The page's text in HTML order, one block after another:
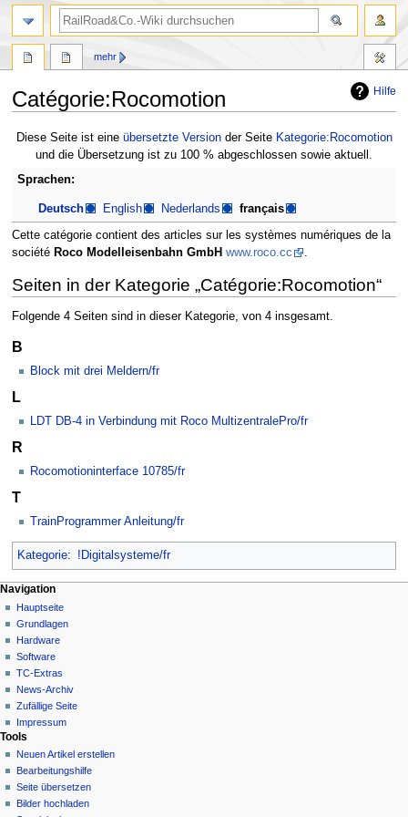
Hilfe
Catégorie:Rocomotion
Zur
Navigation
Zur
Suche
Diese Seite ist eine übersetzte Versionder Seite Kategorie:Rocomotion
und die Übersetzung ist zu 100 % abgeschlossen sowie aktuell.
Sprachen:
Deutsch English Nederlands français
Cette catégorie contient des articles sur les systèmes numériques de la
société Roco Modelleisenbahn GmbH www.roco.cc .
Seiten in der Kategorie „Catégorie:Rocomotion“
Folgende 4 Seiten sind in dieser Kategorie, von 4 insgesamt.
B
Block mit drei Meldern/fr
L
LDT DB-4 in Verbindung mit Roco MultizentralePro/fr
R
Rocomotioninterface 10785/fr
T
TrainProgrammer Anleitung/fr
Kategorie: !Digitalsysteme/fr
N
a
v
g
a
i
o
n
s
m
Seitenaktionen
Kategorie
Diskussion
Lesen
Quelltext
anzeigen
Versionsgeschichte
mehr
Meine Werkzeuge
Deutsch
Anmelden
Navigation
Hauptseite
Grundlagen
Hardware
Software
TC-Extras
News-Archiv
Zufällige Seite
Impressum
Suche
Tools
Neuen Artikel erstellen
Bearbeitungshilfe
Seite übersetzen
Bilder hochladen